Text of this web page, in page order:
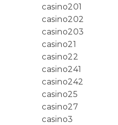
casino201
casino202
casino203
casino21
casino22
casino241
casino242
casino25
casino27
casino3